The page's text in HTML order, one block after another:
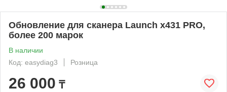
Обновление для сканера Launch x431 PRO,
более 200 марок
В наличии
Код: easydiag3
Розница
26 000 ₸